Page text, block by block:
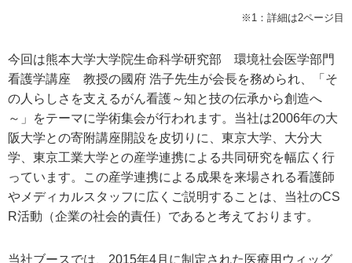
※1：詳細は2ページ目
今回は熊本大学大学院生命科学研究部 環境社会医学部門
看護学講座 教授の國府 浩子先生が会長を務められ、「そ
の人らしさを支えるがん看護～知と技の伝承から創造へ
～」をテーマに学術集会が行われます。当社は2006年の大
阪大学との寄附講座開設を皮切りに、東京大学、大分大
学、東京工業大学との産学連携による共同研究を幅広く行
っています。この産学連携による成果を来場される看護師
やメディカルスタッフに広くご説明することは、当社のCS
R活動（企業の社会的責任）であると考えております。
当社ブースでは、2015年4月に制定された医療用ウィッグ